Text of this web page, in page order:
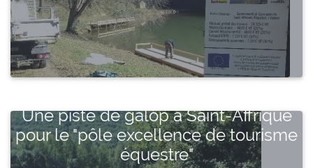
Une piste de galop à Saint-Affrique
pour le "pôle excellence de tourisme
équestre"